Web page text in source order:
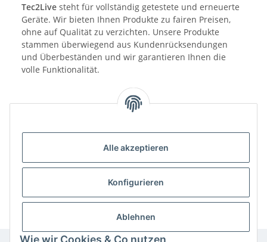
Alle akzeptieren
Konfigurieren
Ablehnen
Wie wir Cookies & Co nutzen
Tec2Live steht für vollständig getestete und erneuerte
Geräte. Wir bieten Ihnen Produkte zu fairen Preisen,
ohne auf Qualität zu verzichten. Unsere Produkte
stammen überwiegend aus Kundenrücksendungen
und Überbeständen und wir garantieren Ihnen die
volle Funktionalität.
Benachrichtigen, wenn verfügbar